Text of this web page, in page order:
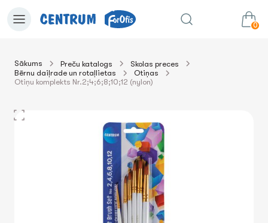
0
uz grozu
Sākums Preču katalogs
Skolas preces
Bērnu daiļrade un rotaļlietas
Otiņas
Otiņu komplekts Nr.2;4;6;8;10;12 (nylon)